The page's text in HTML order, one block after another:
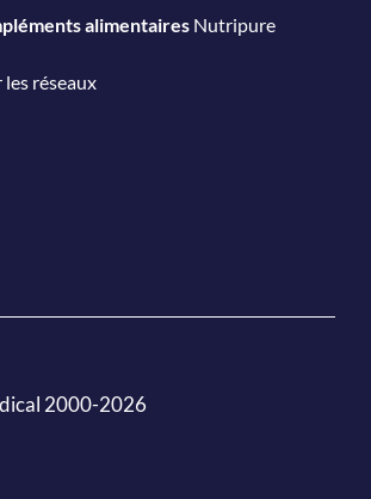
alimentaires Nutripure
les réseaux
2000-2026